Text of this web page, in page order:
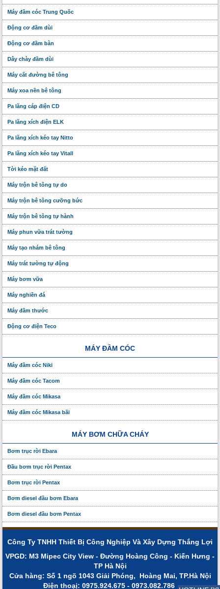
Máy đầm cóc Trung Quốc
Động cơ đầm dùi
Động cơ đầm bàn
Dây chày đầm dùi
Máy cắt đường bê tông
Máy xoa nền bê tông
Pa lăng cáp điện CD
Pa lăng xích điện ELK
Pa lăng xích kéo tay Nitto
Pa lăng xích kéo tay Vitall
Tời kéo mặt đất
Máy trộn bê tông tự do
Máy trộn bê tông cưỡng bức
Máy trộn bê tông tự hành
Máy phun vữa trát tường
Máy tạo nhám bê tông
Máy trát tường tự động
Máy bơm vữa
Máy nghiền đá
Máy đầm thước
Động cơ điện Teco
MÁY ĐẦM CÓC
Máy đầm cóc Niki
Máy đầm cóc Tacom
Máy đầm cóc Mikasa
Máy đầm cóc Mikasa bãi
MÁY BƠM CHỮA CHÁY
Bơm trục rời Ebara
Đầu bơm trục rời Pentax
Bơm trục rời Pentax
Bơm diesel đầu bơm Ebara
Bơm diesel đầu bơm Pentax
Công Ty TNHH Thiết Bị Công Nghiệp Và Xây Dựng Thắng Lợi
VPGD: M3 Mipec City View - Đường Hoàng Công - Kiến Hưng -
TP Hà Nội
Cửa hàng: Số 1 ngõ 1043 Giải Phóng, Hoàng Mai, TP.Hà Nội
Điện thoạị: 0975.924.675 - 0973.082.786